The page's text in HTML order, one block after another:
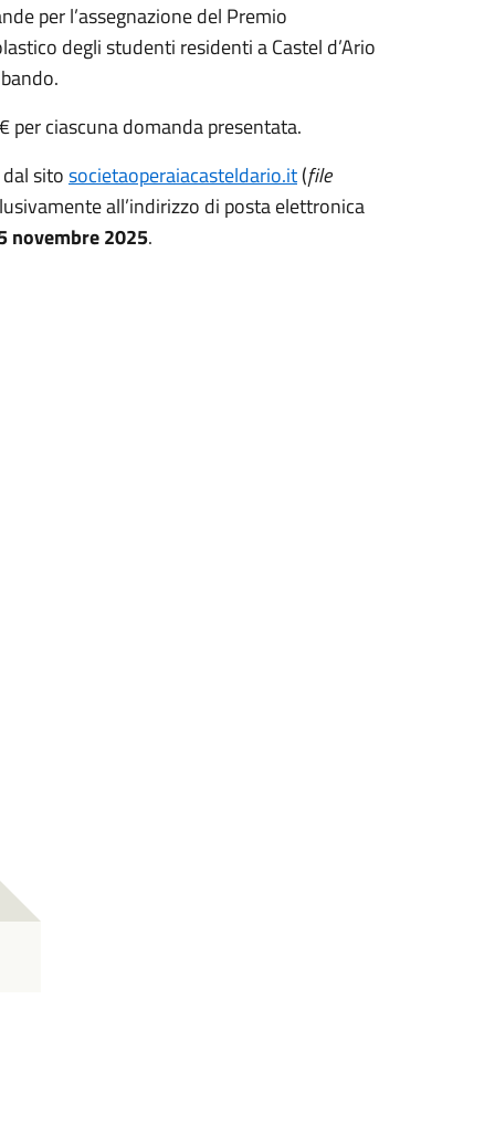
per l’assegnazione del Premio
degli studenti residenti a Castel d’Ario
ciascuna domanda presentata.
sitosocietaoperaiacasteldario.it(file
all’indirizzo di posta elettronica
novembre 2025.